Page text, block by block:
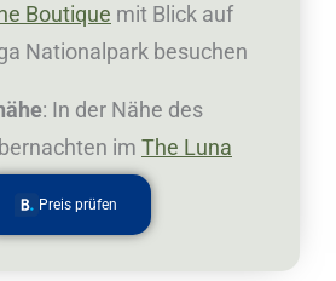
Boutique mit Blick auf
Nationalpark besuchen
: In der Nähe des
im The Luna
Preis prüfen